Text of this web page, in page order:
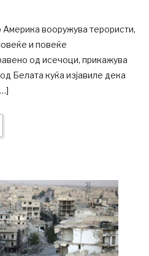
вооружува терористи,
и повеќе
од исечоци, прикажува
Белата куќа изјавиле дека